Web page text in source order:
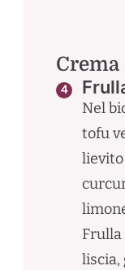
Crema
Nel
tofu
liscia,